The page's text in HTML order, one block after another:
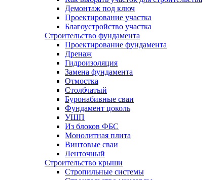
Демонтаж под ключ
Проектирование участка
Благоустройство участка
Строительство фундамента
Проектирование фундамента
Дренаж
Гидроизоляция
Замена фундамента
Отмостка
Столбчатый
Буронабивные сваи
Фундамент цоколь
УШП
Из блоков ФБС
Монолитная плита
Винтовые сваи
Ленточный
Строительство крыши
Стропильные системы